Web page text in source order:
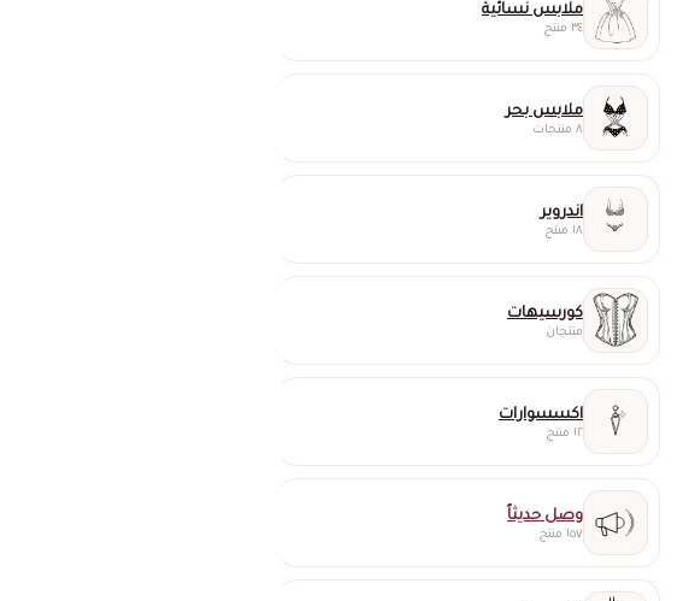
ملابس نسائية
٣٤ منتج
ملابس بحر
٨ منتجات
اندروير
١٨ منتج
كورسيهات
منتجان
اكسسوارات
١٢ منتج
وصل حديثاً
١٥٧ منتج